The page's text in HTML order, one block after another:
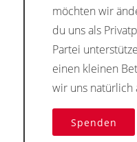
möchten wir
du uns als
Partei
einen kleinen
wir uns natürlich
Spenden